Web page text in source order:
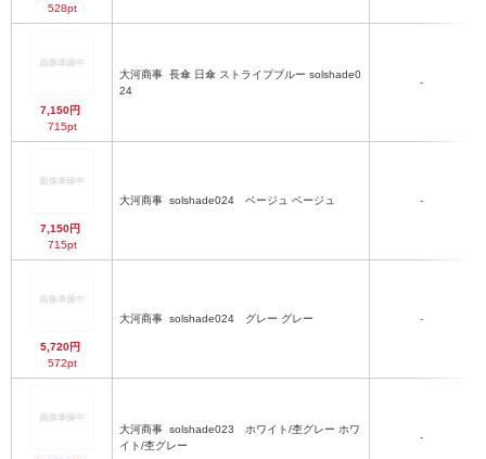
528pt
7,150円
715pt
大河商事
24
-
7,150円
715pt
大河商事 solshade024 ベージュ ベージュ -
5,720円
572pt
大河商事 solshade024 グレー グレー -
大河商事
イト/杢グレー
-